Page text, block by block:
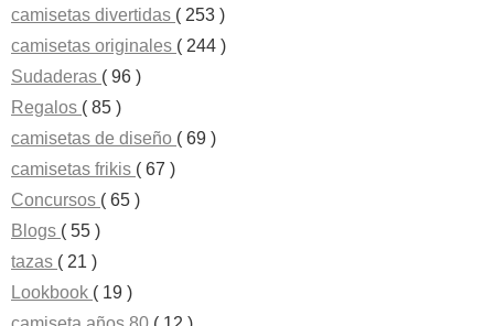
camisetas divertidas ( 253 )
camisetas originales ( 244 )
Sudaderas ( 96 )
Regalos ( 85 )
camisetas de diseño ( 69 )
camisetas frikis ( 67 )
Concursos ( 65 )
Blogs ( 55 )
tazas ( 21 )
Lookbook ( 19 )